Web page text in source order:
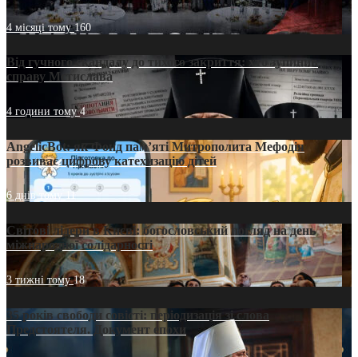
4 місяці тому160
Від гучного скандалу до тихого закриття: хто зупинив
справу Мстислава
4 години тому4
AngelicBot: як Фонд пам’яті Митрополита Мефодія
розвиває цифрову катехизацію дітей
6 днів тому11
Світові лідери в Києві: богословський погляд на день
міжнародної солідарності
3 тижні тому18
35 років свободи совісті: періодизація зі слова
Предстоятеля. Документ епохи